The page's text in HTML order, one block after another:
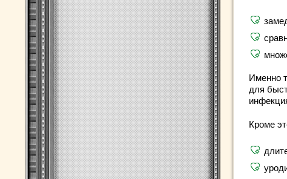
Именно
для
Кроме